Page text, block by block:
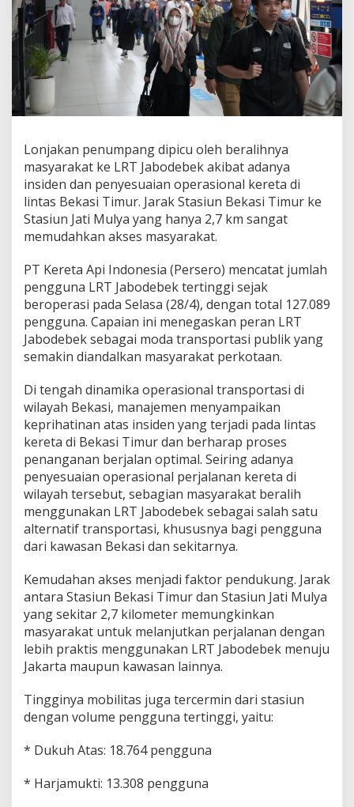
e
k
T
e
m
b
u
s
1
7
R
b
u
,
J
i
A
l
t
e
r
n
t
i
f
M
o
b
i
t
a
s
i
e
n
g
a
h
P
n
y
s
u
i
Lonjakan penumpang dipicu oleh beralihnya
masyarakat ke LRT Jabodebek akibat adanya
insiden dan penyesuaian operasional kereta di
lintas Bekasi Timur. Jarak Stasiun Bekasi Timur ke
Stasiun Jati Mulya yang hanya 2,7 km sangat
memudahkan akses masyarakat.
PT Kereta Api Indonesia (Persero) mencatat jumlah
pengguna LRT Jabodebek tertinggi sejak
beroperasi pada Selasa (28/4), dengan total 127.089
pengguna. Capaian ini menegaskan peran LRT
Jabodebek sebagai moda transportasi publik yang
semakin diandalkan masyarakat perkotaan.
Di tengah dinamika operasional transportasi di
wilayah Bekasi, manajemen menyampaikan
keprihatinan atas insiden yang terjadi pada lintas
kereta di Bekasi Timur dan berharap proses
penanganan berjalan optimal. Seiring adanya
penyesuaian operasional perjalanan kereta di
wilayah tersebut, sebagian masyarakat beralih
menggunakan LRT Jabodebek sebagai salah satu
alternatif transportasi, khususnya bagi pengguna
dari kawasan Bekasi dan sekitarnya.
Kemudahan akses menjadi faktor pendukung. Jarak
antara Stasiun Bekasi Timur dan Stasiun Jati Mulya
yang sekitar 2,7 kilometer memungkinkan
masyarakat untuk melanjutkan perjalanan dengan
lebih praktis menggunakan LRT Jabodebek menuju
Jakarta maupun kawasan lainnya.
Tingginya mobilitas juga tercermin dari stasiun
dengan volume pengguna tertinggi, yaitu:
* Dukuh Atas: 18.764 pengguna
* Harjamukti: 13.308 pengguna